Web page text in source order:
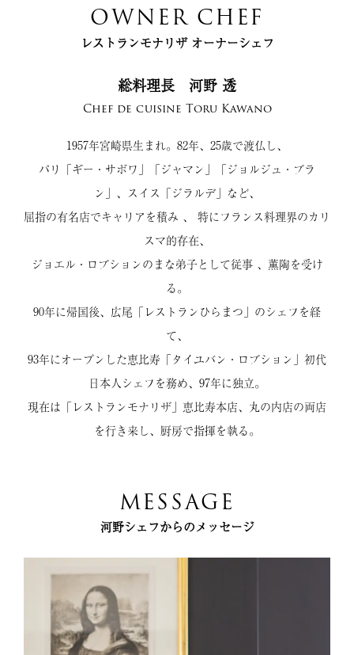
OWNER CHEF
レストランモナリザ オーナーシェフ
総料理長 河野 透
Chef de cuisine Toru Kawano
1957年宮崎県生まれ。82年、25歳で渡仏し、
パリ「ギー・サボワ」「ジャマン」「ジョルジュ・ブラ
ン」、スイス「ジラルデ」など、
屈指の有名店でキャリアを積み 、 特にフランス料理界のカリ
スマ的存在、
ジョエル・ロブションのまな弟子として従事 、薫陶を受け
る。
90年に帰国後、広尾「レストランひらまつ」のシェフを経
て、
93年にオープンした恵比寿「タイユバン・ロブション」初代
日本人シェフを務め、97年に独立。
現在は「レストランモナリザ」恵比寿本店、丸の内店の両店
を行き来し、厨房で指揮を執る。
MESSAGE
河野シェフからのメッセージ